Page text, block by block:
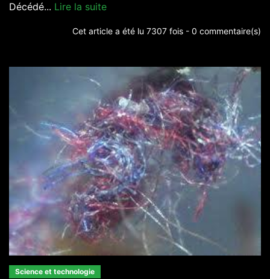
Décédé... Lire la suite
Cet article a été lu 7307 fois - 0 commentaire(s)
Science et technologie